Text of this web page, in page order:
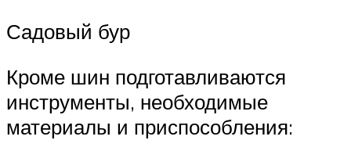
Садовый бур
Кроме шин подготавливаются
инструменты, необходимые
материалы и приспособления: